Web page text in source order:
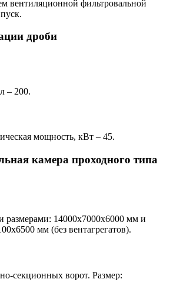
вентиляционной фильтровальной
дроби
– 200.
мощность, кВт – 45.
камера проходного типа
размерами: 14000х7000х6000 мм и
мм (без вентагрегатов).
секционных ворот. Размер: